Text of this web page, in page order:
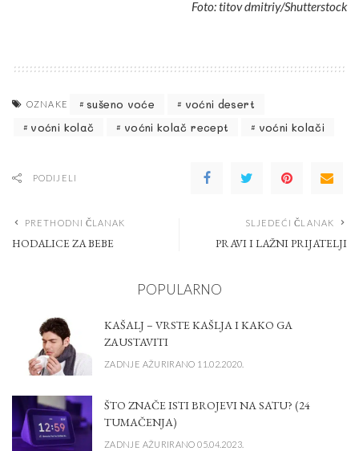
Foto: titov dmitriy/Shutterstock
OZNAKE sušeno voće
voćni desert
voćni kolač
voćni kolač recept voćni kolači
PODIJELI
PRETHODNI ČLANAK
HODALICE ZA BEBE
SLJEDEĆI ČLANAK
PRAVI I LAŽNI PRIJATELJI
POPULARNO
KAŠALJ – VRSTE KAŠLJA I KAKO GA
ZAUSTAVITI
ZADNJE AŽURIRANO 11.02.2020.
ŠTO ZNAČE ISTI BROJEVI NA SATU? (24
TUMAČENJA)
ZADNJE AŽURIRANO 05.04.2023.